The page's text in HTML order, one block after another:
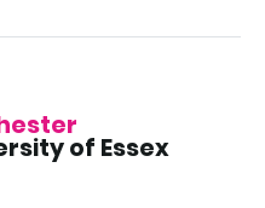
of Essex